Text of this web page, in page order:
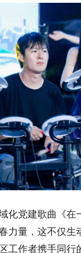
化党建歌曲《
力量，这不仅
工作者携手同